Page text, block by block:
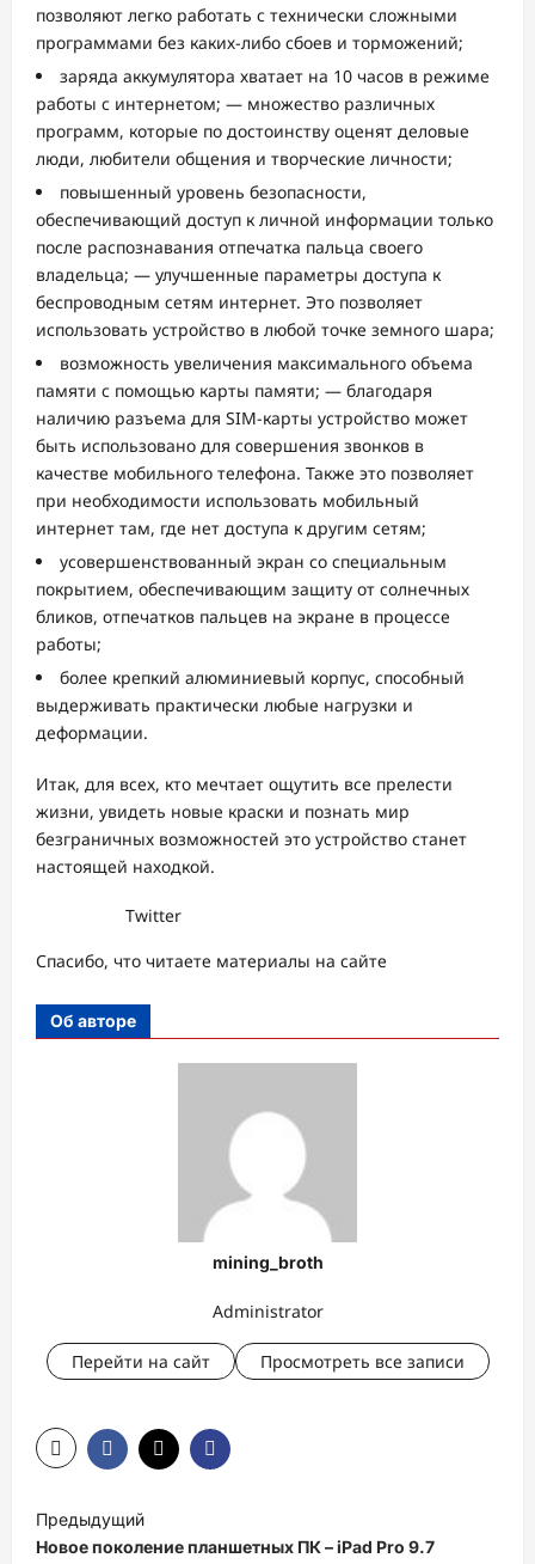
позволяют легко работать с технически сложными
программами без каких-либо сбоев и торможений;
заряда аккумулятора хватает на 10 часов в режиме
работы с интернетом; — множество различных
программ, которые по достоинству оценят деловые
люди, любители общения и творческие личности;
повышенный уровень безопасности,
обеспечивающий доступ к личной информации только
после распознавания отпечатка пальца своего
владельца; — улучшенные параметры доступа к
беспроводным сетям интернет. Это позволяет
использовать устройство в любой точке земного шара;
возможность увеличения максимального объема
памяти с помощью карты памяти; — благодаря
наличию разъема для SIM-карты устройство может
быть использовано для совершения звонков в
качестве мобильного телефона. Также это позволяет
при необходимости использовать мобильный
интернет там, где нет доступа к другим сетям;
усовершенствованный экран со специальным
покрытием, обеспечивающим защиту от солнечных
бликов, отпечатков пальцев на экране в процессе
работы;
более крепкий алюминиевый корпус, способный
выдерживать практически любые нагрузки и
деформации.
Итак, для всех, кто мечтает ощутить все прелести
жизни, увидеть новые краски и познать мир
безграничных возможностей это устройство станет
настоящей находкой.
Twitter
Спасибо, что читаете материалы на сайте
Об авторе
mining_broth
Administrator
Перейти на сайт Просмотреть все записи
а
Предыдущий
Новое поколение планшетных ПК – iPad Pro 9.7